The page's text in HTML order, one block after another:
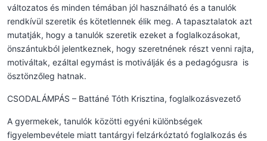
változatos és minden témában jól használható és a tanulók
rendkívül szeretik és kötetlennek élik meg. A tapasztalatok azt
mutatják, hogy a tanulók szeretik ezeket a foglalkozásokat,
önszántukból jelentkeznek, hogy szeretnének részt venni rajta,
motiváltak, ezáltal egymást is motiválják és a pedagógusra is
ösztönzőleg hatnak.
CSODALÁMPÁS – Battáné Tóth Krisztina, foglalkozásvezető
A gyermekek, tanulók közötti egyéni különbségek
figyelembevétele miatt tantárgyi felzárkóztató foglalkozás és